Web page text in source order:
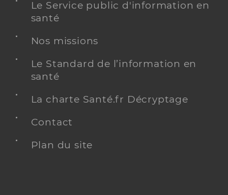
Le Service public d'information en
santé
Nos missions
Le Standard de l’information en
santé
La charte Santé.fr Décryptage
Contact
Plan du site